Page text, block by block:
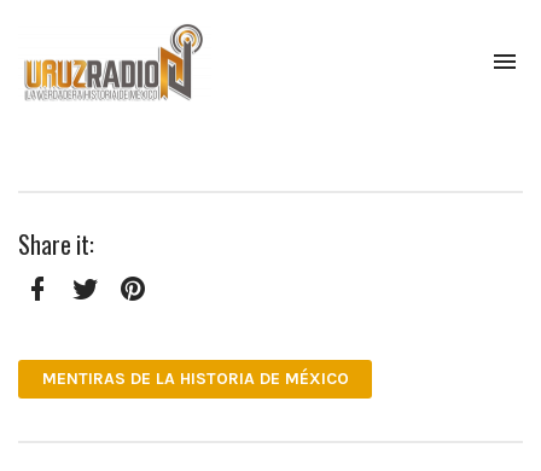
narrada
Mendoza.
Escúchanos
Share it:
MENTIRAS DE LA HISTORIA DE MÉXICO